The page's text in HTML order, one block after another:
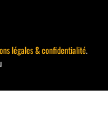
légales & confidentialité.